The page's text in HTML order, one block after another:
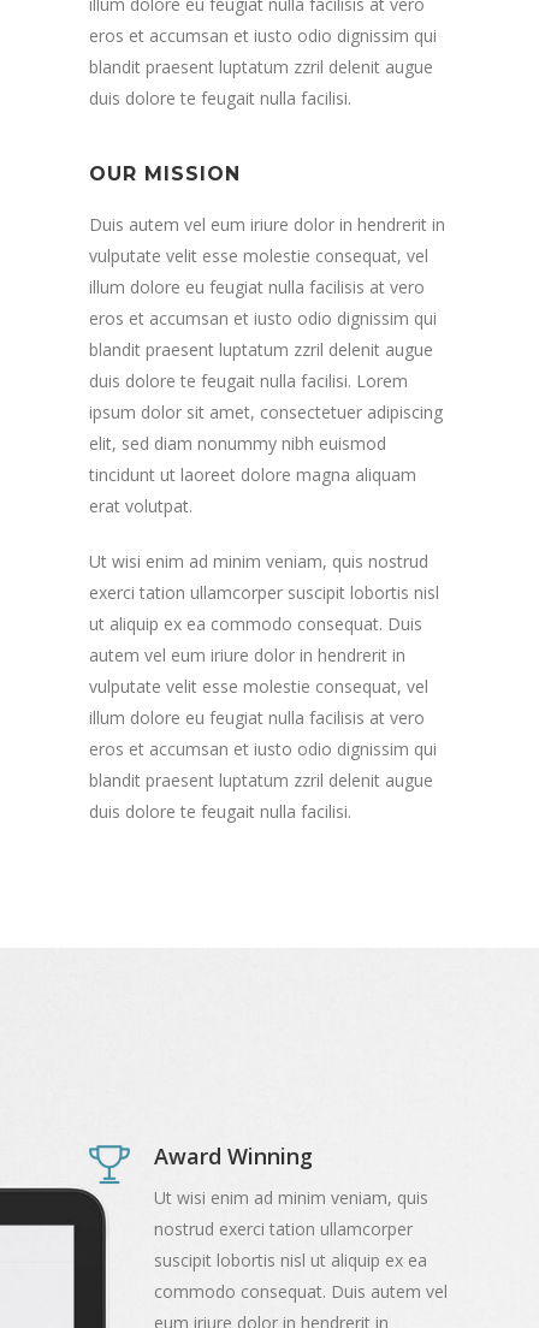
eros et accumsan et iusto odio dignissim qui
blandit praesent luptatum zzril delenit augue
duis dolore te feugait nulla facilisi.
OUR MISSION
Duis autem vel eum iriure dolor in hendrerit in
vulputate velit esse molestie consequat, vel
illum dolore eu feugiat nulla facilisis at vero
eros et accumsan et iusto odio dignissim qui
blandit praesent luptatum zzril delenit augue
duis dolore te feugait nulla facilisi. Lorem
ipsum dolor sit amet, consectetuer adipiscing
elit, sed diam nonummy nibh euismod
tincidunt ut laoreet dolore magna aliquam
erat volutpat.
Ut wisi enim ad minim veniam, quis nostrud
exerci tation ullamcorper suscipit lobortis nisl
ut aliquip ex ea commodo consequat. Duis
autem vel eum iriure dolor in hendrerit in
vulputate velit esse molestie consequat, vel
illum dolore eu feugiat nulla facilisis at vero
eros et accumsan et iusto odio dignissim qui
blandit praesent luptatum zzril delenit augue
duis dolore te feugait nulla facilisi.
Award Winning
Ut wisi enim ad minim veniam, quis
nostrud exerci tation ullamcorper
suscipit lobortis nisl ut aliquip ex ea
commodo consequat. Duis autem vel
eum iriure dolor in hendrerit in